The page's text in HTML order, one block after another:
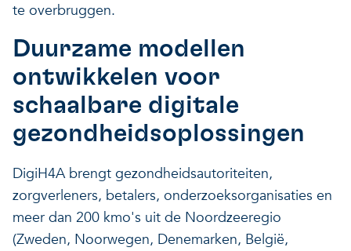
te overbruggen.
Duurzame modellen
ontwikkelen voor
schaalbare digitale
gezondheidsoplossingen
DigiH4A brengt gezondheidsautoriteiten,
zorgverleners, betalers, onderzoeksorganisaties en
meer dan 200 kmo's uit de Noordzeeregio
(Zweden, Noorwegen, Denemarken, België,